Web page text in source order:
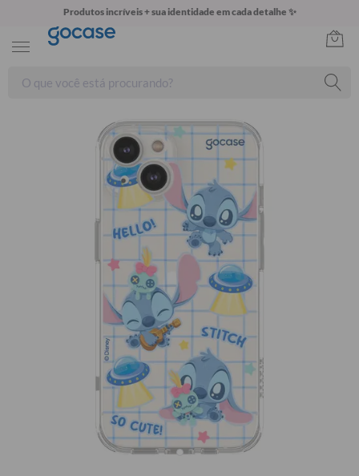
Produtos incríveis + sua identidade em cada detalhe ✨